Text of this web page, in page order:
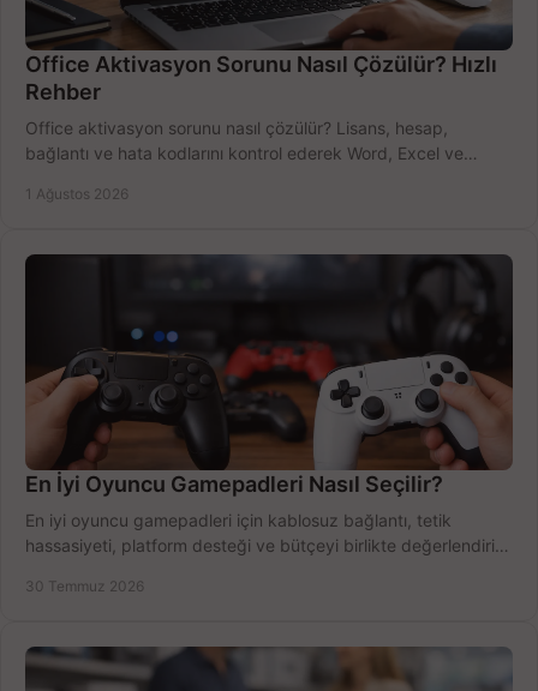
Office Aktivasyon Sorunu Nasıl Çözülür? Hızlı
Rehber
Office aktivasyon sorunu nasıl çözülür? Lisans, hesap,
bağlantı ve hata kodlarını kontrol ederek Word, Excel ve
1 Ağustos 2026
En İyi Oyuncu Gamepadleri Nasıl Seçilir?
En iyi oyuncu gamepadleri için kablosuz bağlantı, tetik
hassasiyeti, platform desteği ve bütçeyi birlikte değerlendirin;
30 Temmuz 2026